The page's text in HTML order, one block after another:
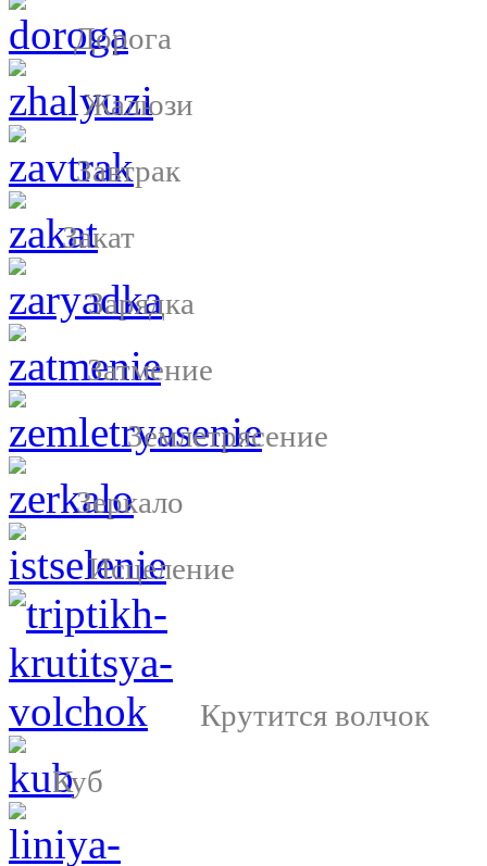
Дорога
Жалюзи
Завтрак
Закат
Зарядка
Затмение
Землетрясение
Зеркало
Исцеление
Крутится волчок
Куб